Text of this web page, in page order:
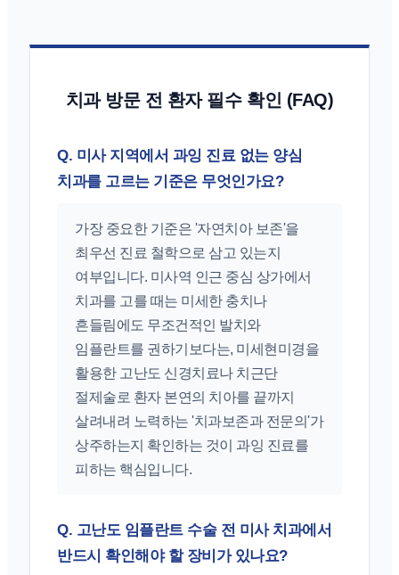
치과 방문 전 환자 필수 확인 (FAQ)
Q. 미사 지역에서 과잉 진료 없는 양심
치과를 고르는 기준은 무엇인가요?
가장 중요한 기준은 '자연치아 보존'을
최우선 진료 철학으로 삼고 있는지
여부입니다. 미사역 인근 중심 상가에서
치과를 고를 때는 미세한 충치나
흔들림에도 무조건적인 발치와
임플란트를 권하기보다는, 미세현미경을
활용한 고난도 신경치료나 치근단
절제술로 환자 본연의 치아를 끝까지
살려내려 노력하는 '치과보존과 전문의'가
상주하는지 확인하는 것이 과잉 진료를
피하는 핵심입니다.
Q. 고난도 임플란트 수술 전 미사 치과에서
반드시 확인해야 할 장비가 있나요?